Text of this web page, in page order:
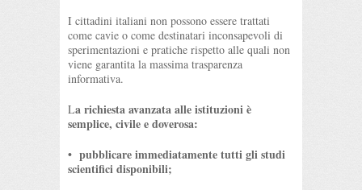
I cittadini italiani non possono essere trattati
come cavie o come destinatari inconsapevoli di
sperimentazioni e pratiche rispetto alle quali non
viene garantita la massima trasparenza
informativa.
La richiesta avanzata alle istituzioni è
semplice, civile e doverosa:
•⁠ ⁠pubblicare immediatamente tutti gli studi
scientifici disponibili;